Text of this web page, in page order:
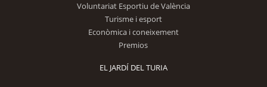
Voluntariat Esportiu de València
Turisme i esport
Econòmica i coneixement
Premios
EL JARDÍ DEL TURIA